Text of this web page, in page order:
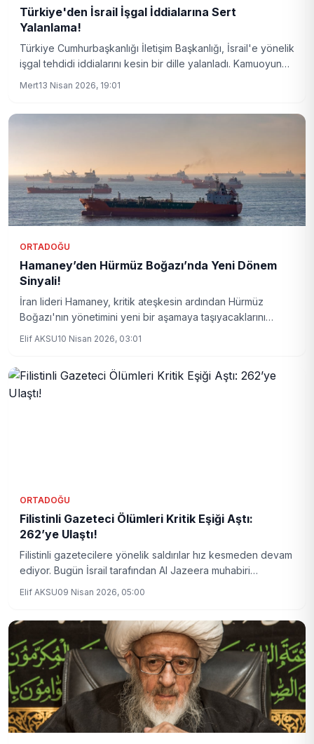
Türkiye'den İsrail İşgal İddialarına Sert
Yalanlama!
Türkiye Cumhurbaşkanlığı İletişim Başkanlığı, İsrail'e yönelik
işgal tehdidi iddialarını kesin bir dille yalanladı. Kamuoyunda
Mert13 Nisan 2026, 19:01
ORTADOĞU
Hamaney’den Hürmüz Boğazı’nda Yeni Dönem
Sinyali!
İran lideri Hamaney, kritik ateşkesin ardından Hürmüz
Boğazı'nın yönetimini yeni bir aşamaya taşıyacaklarını
Elif AKSU10 Nisan 2026, 03:01
ORTADOĞU
Filistinli Gazeteci Ölümleri Kritik Eşiği Aştı:
262’ye Ulaştı!
Filistinli gazetecilere yönelik saldırılar hız kesmeden devam
ediyor. Bugün İsrail tarafından Al Jazeera muhabiri
Elif AKSU09 Nisan 2026, 05:00